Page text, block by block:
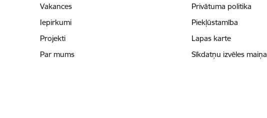
Vakances
Iepirkumi
Projekti
Par mums
Privātuma politika
Piekļūstamība
Lapas karte
Sīkdatņu izvēles maiņa